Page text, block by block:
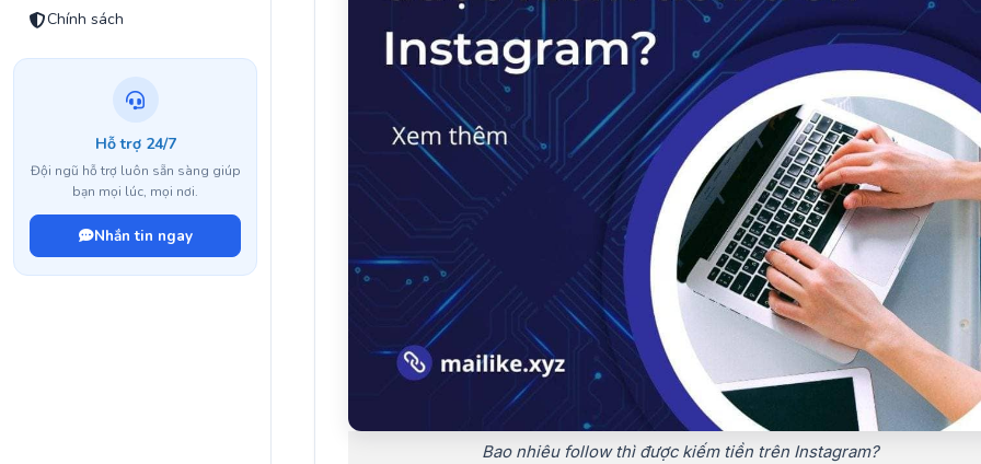
Chính sách
Hỗ trợ 24/7
Đội ngũ hỗ trợ luôn sẵn sàng giúp
bạn mọi lúc, mọi nơi.
Nhắn tin ngay
Bao nhiêu follow thì được kiếm tiền trên Instagram?